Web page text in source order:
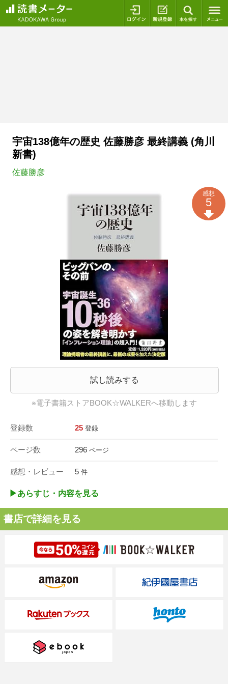
ログイン 新規登録
宇宙138億年の歴史 佐藤勝彦 最終講義 (角川
新書)
佐藤勝彦
試し読みする
※電子書籍ストアBOOK☆WALKERへ移動します
登録数 25 登録
ページ数 296 ページ
感想・レビュー 5 件
感想
5
▶︎あらすじ・内容を見る
書店で詳細を見る